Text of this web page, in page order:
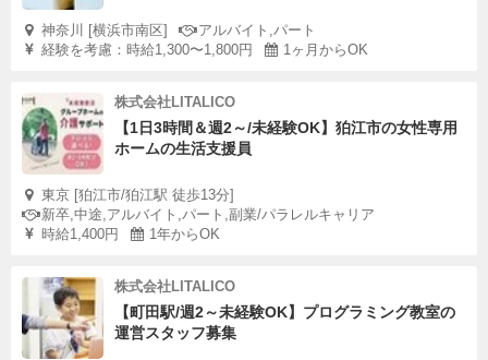
神奈川 [横浜市南区]
アルバイト,パート
経験を考慮：時給1,300〜1,800円
1ヶ月からOK
株式会社LITALICO
【1日3時間＆週2～/未経験OK】狛江市の女性専用
ホームの生活支援員
東京 [狛江市/狛江駅 徒歩13分]
新卒,中途,アルバイト,パート,副業/パラレルキャリア
時給1,400円
1年からOK
株式会社LITALICO
【町田駅/週2～未経験OK】プログラミング教室の
運営スタッフ募集